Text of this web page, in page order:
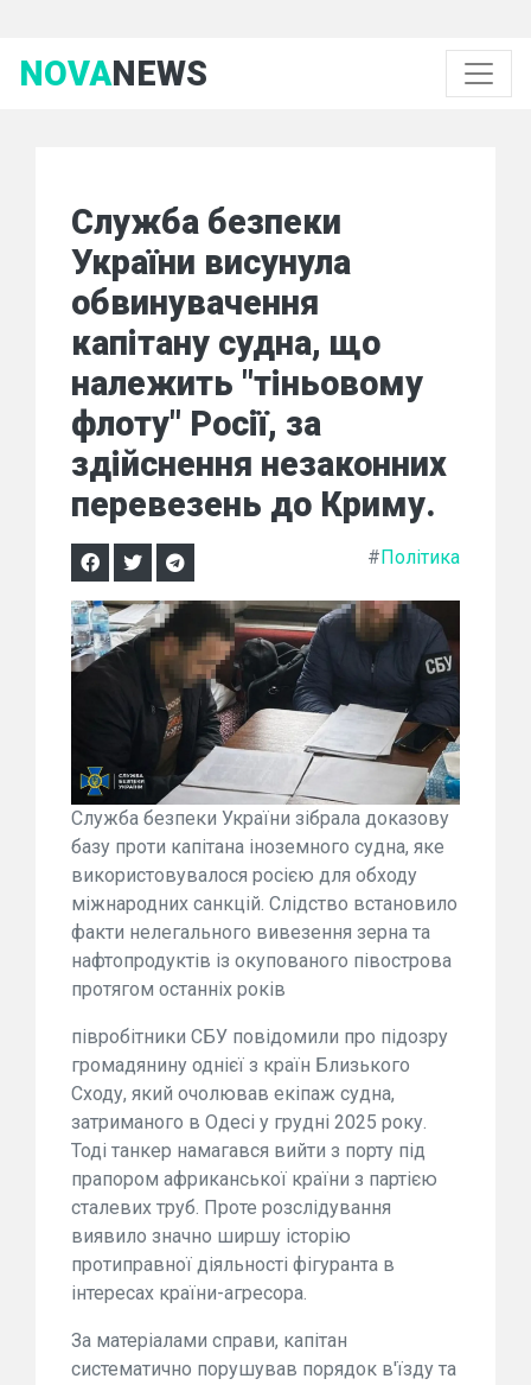
NOVANEWS
Служба безпеки
України висунула
обвинувачення
капітану судна, що
належить "тіньовому
флоту" Росії, за
здійснення незаконних
перевезень до Криму.
#Політика
Служба безпеки України зібрала доказову
базу проти капітана іноземного судна, яке
використовувалося росією для обходу
міжнародних санкцій. Слідство встановило
факти нелегального вивезення зерна та
нафтопродуктів із окупованого півострова
протягом останніх років
півробітники СБУ повідомили про підозру
громадянину однієї з країн Близького
Сходу, який очолював екіпаж судна,
затриманого в Одесі у грудні 2025 року.
Тоді танкер намагався вийти з порту під
прапором африканської країни з партією
сталевих труб. Проте розслідування
виявило значно ширшу історію
протиправної діяльності фігуранта в
інтересах країни-агресора.
За матеріалами справи, капітан
систематично порушував порядок в'їзду та